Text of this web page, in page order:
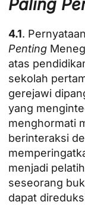
Paling
4.1.
Penting
atas
sekolah
gerejawi
yang
menghormati
berinteraksi
menjadi
seseorang
dapat